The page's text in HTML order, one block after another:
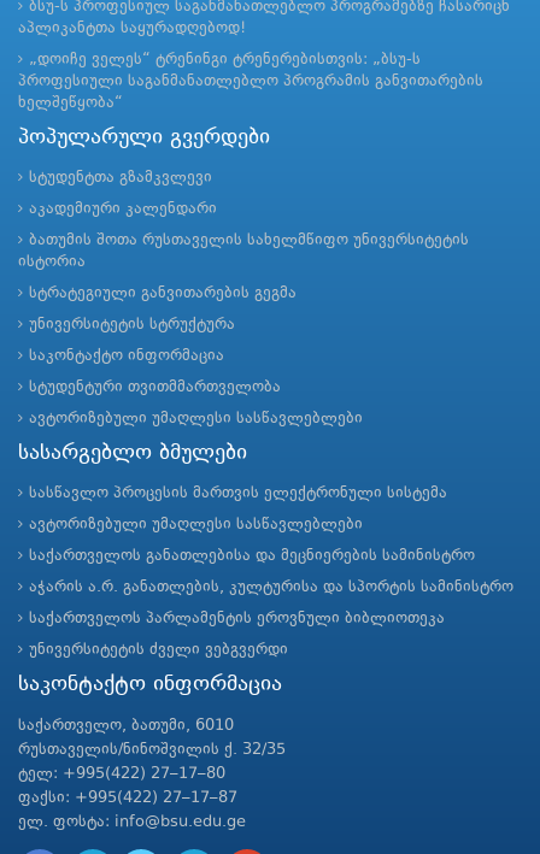
ბსუ-ს პროფესიულ საგანმანათლებლო პროგრამებზე ჩასარიცხ
აპლიკანტთა საყურადღებოდ!
„დოიჩე ველეს“ ტრენინგი ტრენერებისთვის: „ბსუ-ს
პროფესიული საგანმანათლებლო პროგრამის განვითარების
ხელშეწყობა“
პოპულარული გვერდები
სტუდენტთა გზამკვლევი
აკადემიური კალენდარი
ბათუმის შოთა რუსთაველის სახელმწიფო უნივერსიტეტის
ისტორია
სტრატეგიული განვითარების გეგმა
უნივერსიტეტის სტრუქტურა
საკონტაქტო ინფორმაცია
სტუდენტური თვითმმართველობა
ავტორიზებული უმაღლესი სასწავლებლები
სასარგებლო ბმულები
სასწავლო პროცესის მართვის ელექტრონული სისტემა
ავტორიზებული უმაღლესი სასწავლებლები
საქართველოს განათლებისა და მეცნიერების სამინისტრო
აჭარის ა.რ. განათლების, კულტურისა და სპორტის სამინისტრო
საქართველოს პარლამენტის ეროვნული ბიბლიოთეკა
უნივერსიტეტის ძველი ვებგვერდი
საკონტაქტო ინფორმაცია
საქართველო, ბათუმი, 6010
რუსთაველის/ნინოშვილის ქ. 32/35
ტელ: +995(422) 27–17–80
ფაქსი: +995(422) 27–17–87
ელ. ფოსტა: info@bsu.edu.ge